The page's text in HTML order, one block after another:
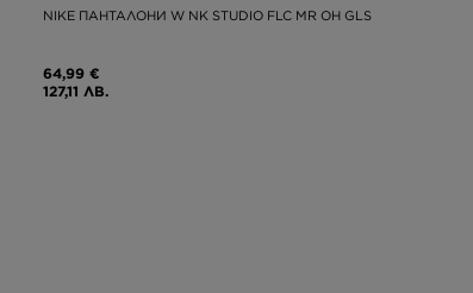
NIKE ПАНТАЛОНИ W NK STUDIO FLC MR OH GLS
64,99 €
127,11 ЛВ.